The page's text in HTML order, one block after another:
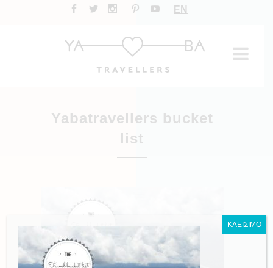
EN
Yabatravellers bucket
list
ΚΛΕΙΣΙΜΟ
Save